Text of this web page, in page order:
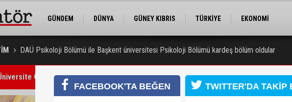
GÜNDEM DÜNYA GÜNEY KIBRIS TÜRKİYE
EKONOMİ
DAÜ Psikoloji Bölümü ile Başkent üniversitesi Psikoloji Bölümü kardeş bölüm oldular
Öğrencileri Kongresi için kayıtlar sürüyor
FACEBOOK'TA BEĞEN TWITTER'DA TAKİP